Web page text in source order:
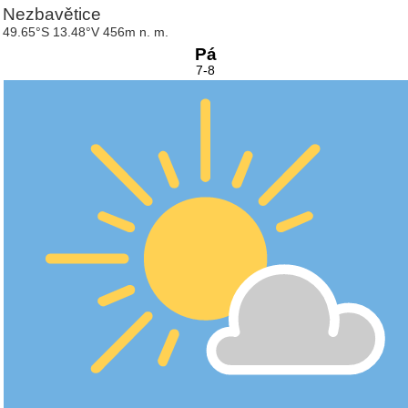
Nezbavětice
49.65°S 13.48°V 456m n. m.
Pá
7-8